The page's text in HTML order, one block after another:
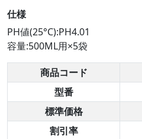
仕様
PH値(25°C):PH4.01
容量:500ML用×5袋
商品コード
型番
標準価格
割引率